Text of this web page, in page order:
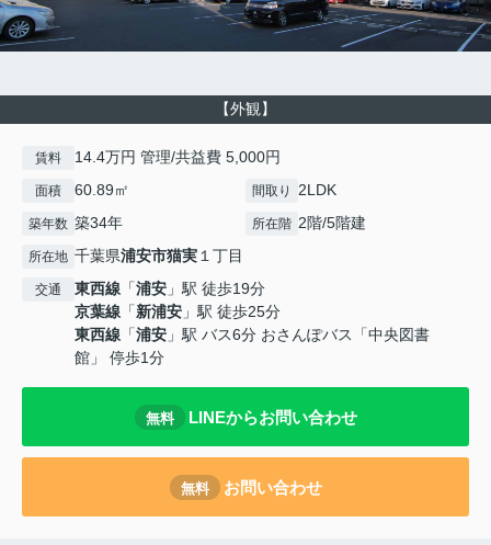
【外観】
賃料 14.4万円 管理/共益費 5,000円
面積 60.89㎡ 間取り 2LDK
築年数 築34年 所在階 2階/5階建
所在地 千葉県浦安市猫実１丁目
交通 東西線 「浦安 」駅 徒歩19分
京葉線 「新浦安 」駅 徒歩25分
東西線 「浦安 」駅 バス6分 おさんぽバス「中央図書
館」 停歩1分
無料 LINEからお問い合わせ
無料 お問い合わせ